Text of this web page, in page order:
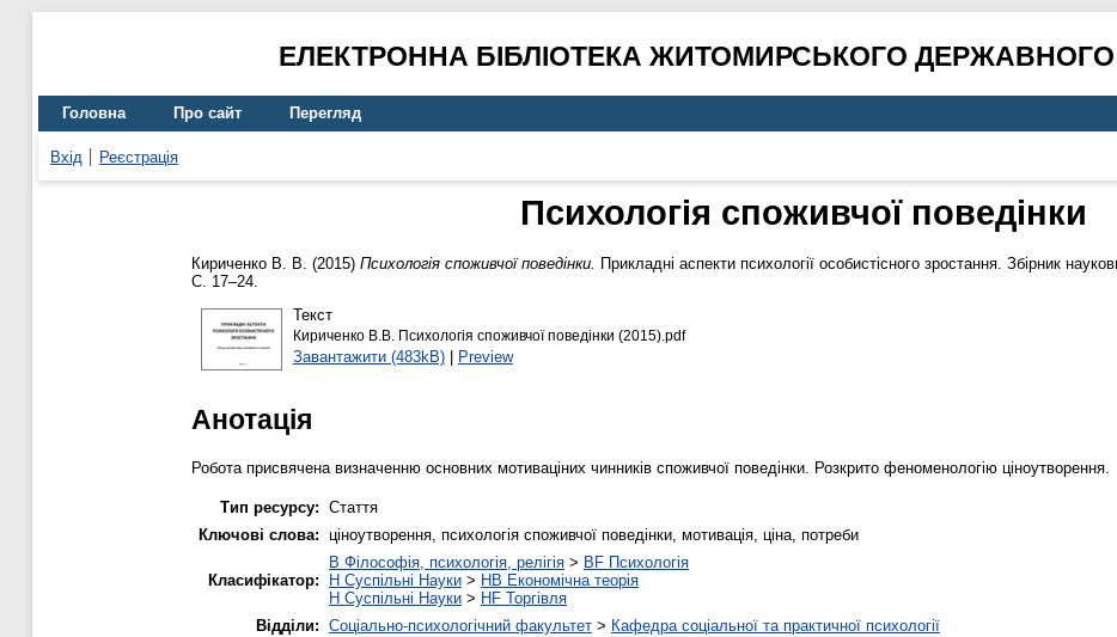
ЕЛЕКТРОННА БІБЛІОТЕКА ЖИТОМИРСЬКОГО ДЕРЖАВНОГО
Головна Про сайт Перегляд
Вхід Реєстрація
Психологія споживчої поведінки
Кириченко В. В. (2015) Психологія споживчої поведінки. Прикладні аспекти психології особистісного зростання. Збірник
С. 17–24.
Текст
Кириченко В.В. Психологія споживчої поведінки (2015).pdf
Завантажити (483kB)| Preview
Анотація
Робота присвячена визначенню основних мотиваціних чинників споживчої поведінки. Розкрито феноменологію ціноутворення.
Тип ресурсу: Стаття
Ключові слова: ціноутворення, психологія споживчої поведінки, мотивація, ціна, потреби
Класифікатор:
B Філософія, психологія, релігія > BF Психологія
H Суспільні Науки > HB Економічна теорія
H Суспільні Науки > HF Торгівля
Відділи: Соціально-психологічний факультет > Кафедра соціальної та практичної психології